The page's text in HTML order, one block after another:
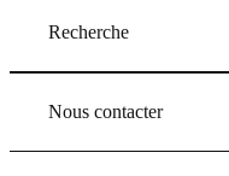
Recherche
Nous contacter